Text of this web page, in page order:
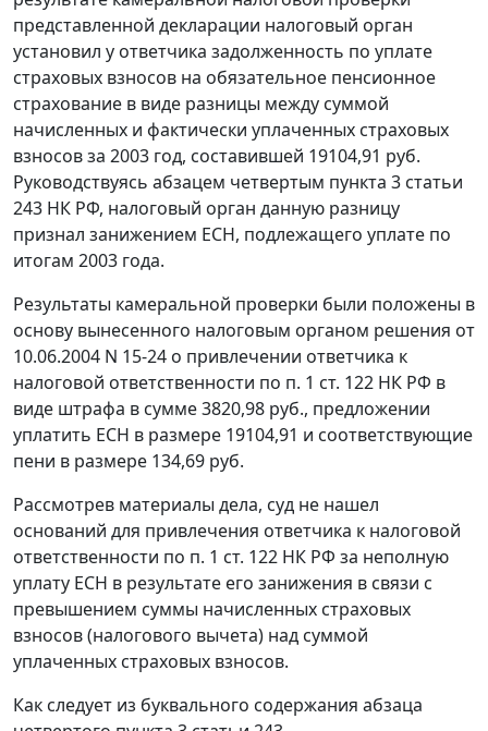
представленной декларации налоговый орган
установил у ответчика задолженность по уплате
страховых взносов на обязательное пенсионное
страхование в виде разницы между суммой
начисленных и фактически уплаченных страховых
взносов за 2003 год, составившей 19104,91 руб.
Руководствуясь абзацем четвертым пункта 3 статьи
243 НК РФ, налоговый орган данную разницу
признал занижением ЕСН, подлежащего уплате по
итогам 2003 года.
Результаты камеральной проверки были положены в
основу вынесенного налоговым органом решения от
10.06.2004 N 15-24 о привлечении ответчика к
налоговой ответственности по п. 1 ст. 122 НК РФ в
виде штрафа в сумме 3820,98 руб., предложении
уплатить ЕСН в размере 19104,91 и соответствующие
пени в размере 134,69 руб.
Рассмотрев материалы дела, суд не нашел
оснований для привлечения ответчика к налоговой
ответственности по п. 1 ст. 122 НК РФ за неполную
уплату ЕСН в результате его занижения в связи с
превышением суммы начисленных страховых
взносов (налогового вычета) над суммой
уплаченных страховых взносов.
Как следует из буквального содержания абзаца